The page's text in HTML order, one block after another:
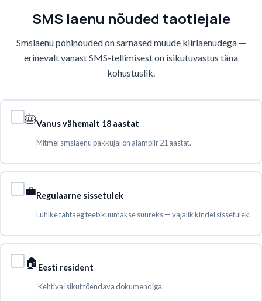
SMS laenu nõuded taotlejale
Smslaenu põhinõuded on sarnased muude kiirlaenudega —
erinevalt vanast SMS-tellimisest on isikutuvastus täna
kohustuslik.
🎂Vanus vähemalt 18 aastat
Mitmel smslaenu pakkujal on alampiir 21 aastat.
💼Regulaarne sissetulek
Lühike tähtaeg teeb kuumakse suureks — vajalik kindel sissetulek.
🏠 Eesti resident
Kehtiva isikut tõendava dokumendiga.